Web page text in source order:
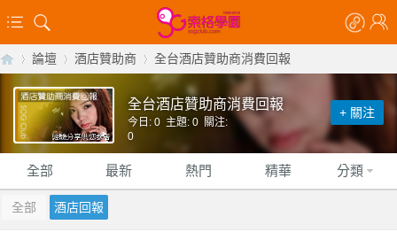
»
論壇
›
酒店贊助商 全台酒店贊助商消費回報
+ 關注
全台酒店贊助商消費回報
今日: 0 主題: 0 關注:
0
全部 最新 熱門 精華 分類
全部 酒店回報